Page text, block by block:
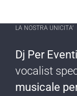
LA NOSTRA UNICITA’
Dj Per Eventi
vocalist
musicale